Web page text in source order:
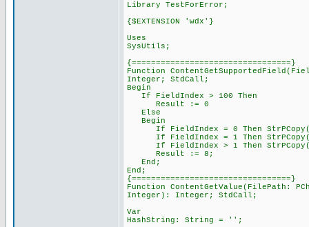
Library TestForError;
{$EXTENSION 'wdx'}
Uses
SysUtils;
{=================================}
Function
Integer; StdCall;
Begin
If FieldIndex > 100 Then
Result := 0
Else
Begin
If FieldIndex = 0 Then
If FieldIndex = 1 Then
If FieldIndex > 1 Then
Result := 8;
End;
End;
{=================================}
Function ContentGetValue(FilePath:
Integer): Integer; StdCall;
Var
HashString: String = '';